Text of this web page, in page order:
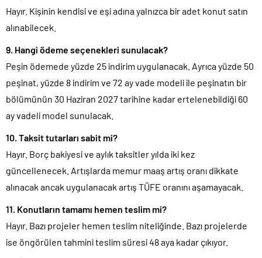
Hayır. Kişinin kendisi ve eşi adına yalnızca bir adet konut satın
alınabilecek.
9. Hangi ödeme seçenekleri sunulacak?
Peşin ödemede yüzde 25 indirim uygulanacak. Ayrıca yüzde 50
peşinat, yüzde 8 indirim ve 72 ay vade modeli ile peşinatın bir
bölümünün 30 Haziran 2027 tarihine kadar ertelenebildiği 60
ay vadeli model sunulacak.
10. Taksit tutarları sabit mi?
Hayır. Borç bakiyesi ve aylık taksitler yılda iki kez
güncellenecek. Artışlarda memur maaş artış oranı dikkate
alınacak ancak uygulanacak artış TÜFE oranını aşamayacak.
11. Konutların tamamı hemen teslim mi?
Hayır. Bazı projeler hemen teslim niteliğinde. Bazı projelerde
ise öngörülen tahmini teslim süresi 48 aya kadar çıkıyor.